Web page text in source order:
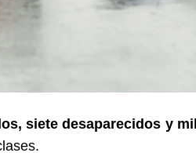
siete desaparecidos y